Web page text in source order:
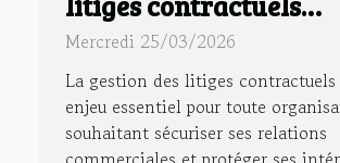
efficacement
Mercredi 25/03/2026
La gestion des litiges contractuels
enjeu essentiel pour toute
souhaitant sécuriser ses relations